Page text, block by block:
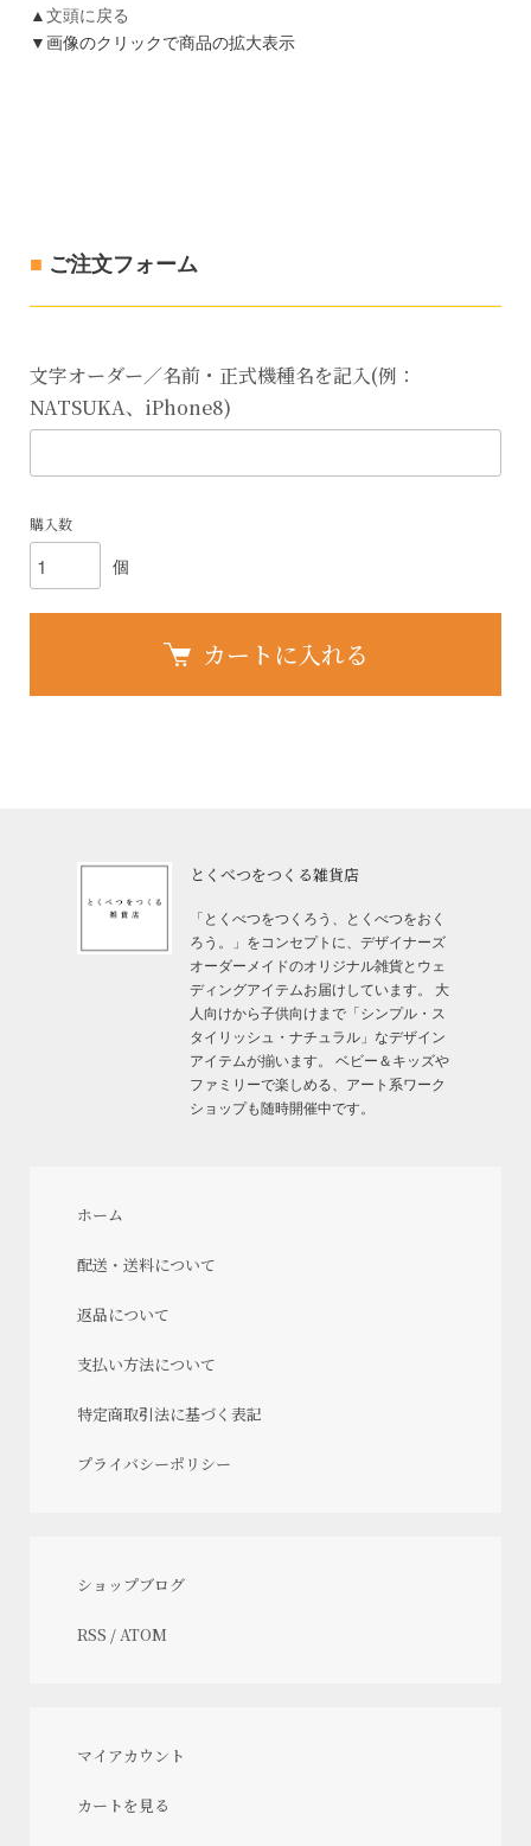
▲文頭に戻る
▼画像のクリックで商品の拡大表示
■ ご注文フォーム
文字オーダー／名前・正式機種名を記入(例：
NATSUKA、iPhone8)
購入数
個
カートに入れる
とくべつをつくる雑貨店
「とくべつをつくろう、とくべつをおく
ろう。」をコンセプトに、デザイナーズ
オーダーメイドのオリジナル雑貨とウェ
ディングアイテムお届けしています。 大
人向けから子供向けまで「シンプル・ス
タイリッシュ・ナチュラル」なデザイン
アイテムが揃います。 ベビー＆キッズや
ファミリーで楽しめる、アート系ワーク
ショップも随時開催中です。
ホーム
配送・送料について
返品について
支払い方法について
特定商取引法に基づく表記
プライバシーポリシー
ショップブログ
RSS /ATOM
マイアカウント
カートを見る